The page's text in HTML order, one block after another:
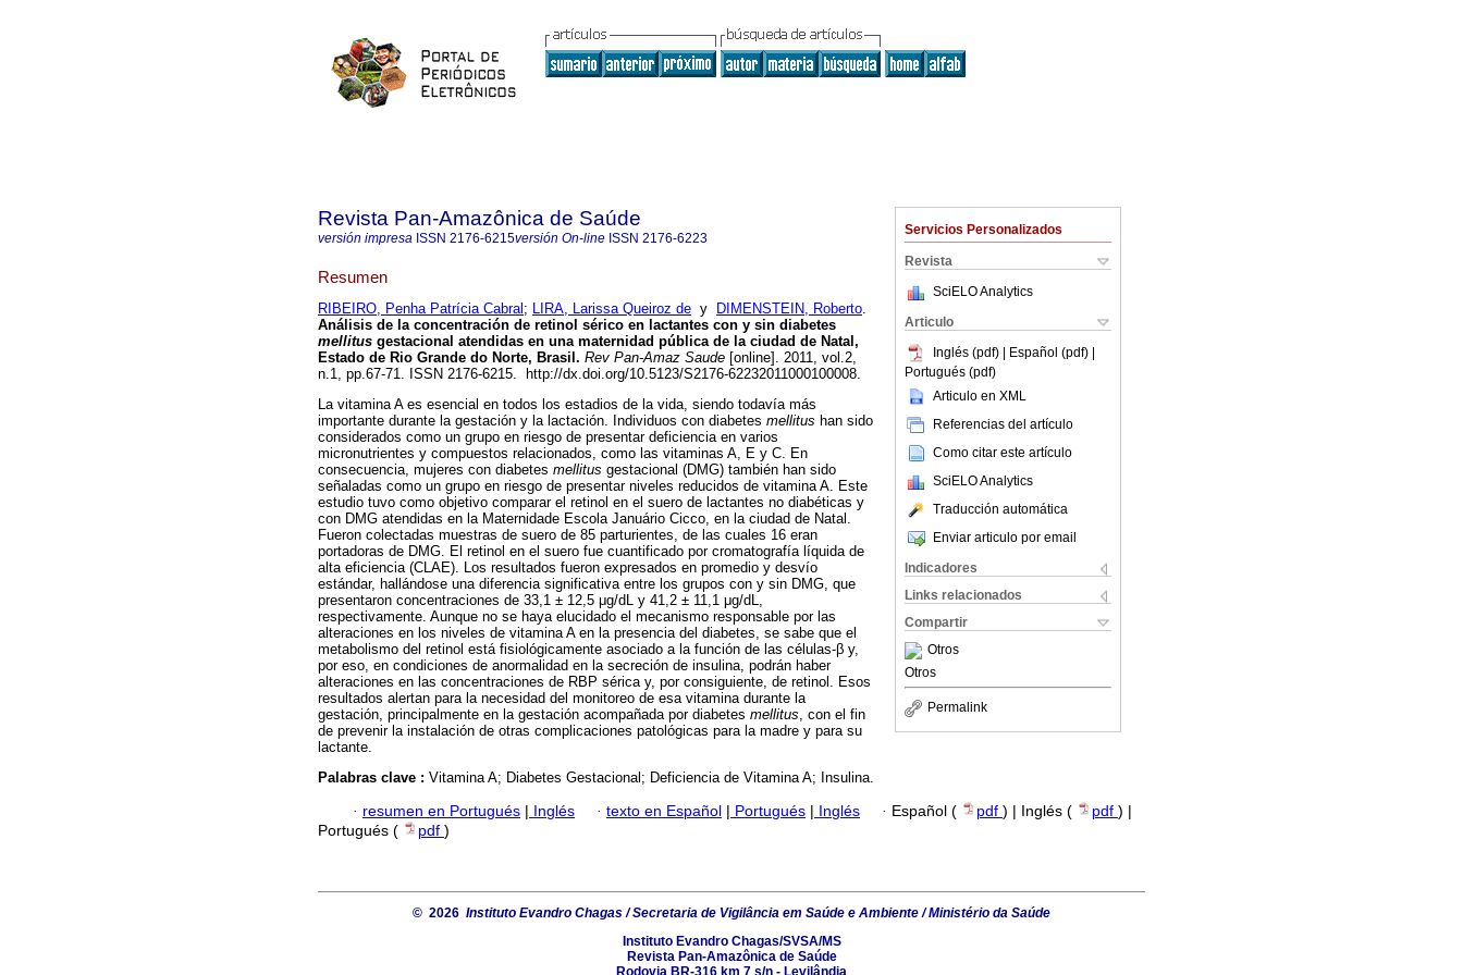
Servicios Personalizados
Revista
SciELO Analytics
Articulo
Inglés (pdf) | Español (pdf) |
Portugués (pdf)
Articulo en XML
Referencias del artículo
Como citar este artículo
SciELO Analytics
Traducción automática
Enviar articulo por email
Indicadores
Links relacionados
Compartir
Otros
Otros
Permalink
Revista Pan-Amazônica de Saúde
versión impresa ISSN 2176-6215versión On-line ISSN 2176-6223
Resumen
RIBEIRO, Penha Patrícia Cabral ; LIRA, Larissa Queiroz de y DIMENSTEIN, Roberto.
Análisis de la concentración de retinol sérico en lactantes con y sin diabetes
mellitus gestacional atendidas en una maternidad pública de la ciudad de Natal,
Estado de Rio Grande do Norte, Brasil . Rev Pan-Amaz Saude [online]. 2011, vol.2,
n.1, pp.67-71. ISSN 2176-6215. http://dx.doi.org/10.5123/S2176-62232011000100008.
La vitamina A es esencial en todos los estadios de la vida, siendo todavía más
importante durante la gestación y la lactación. Individuos con diabetes mellitus han sido
considerados como un grupo en riesgo de presentar deficiencia en varios
micronutrientes y compuestos relacionados, como las vitaminas A, E y C. En
consecuencia, mujeres con diabetes mellitus gestacional (DMG) también han sido
señaladas como un grupo en riesgo de presentar niveles reducidos de vitamina A. Este
estudio tuvo como objetivo comparar el retinol en el suero de lactantes no diabéticas y
con DMG atendidas en la Maternidade Escola Januário Cicco, en la ciudad de Natal.
Fueron colectadas muestras de suero de 85 parturientes, de las cuales 16 eran
portadoras de DMG. El retinol en el suero fue cuantificado por cromatografía líquida de
alta eficiencia (CLAE). Los resultados fueron expresados en promedio y desvío
estándar, hallándose una diferencia significativa entre los grupos con y sin DMG, que
presentaron concentraciones de 33,1 ± 12,5 μg/dL y 41,2 ± 11,1 μg/dL,
respectivamente. Aunque no se haya elucidado el mecanismo responsable por las
alteraciones en los niveles de vitamina A en la presencia del diabetes, se sabe que el
metabolismo del retinol está fisiológicamente asociado a la función de las células-β y,
por eso, en condiciones de anormalidad en la secreción de insulina, podrán haber
alteraciones en las concentraciones de RBP sérica y, por consiguiente, de retinol. Esos
resultados alertan para la necesidad del monitoreo de esa vitamina durante la
gestación, principalmente en la gestación acompañada por diabetes mellitus, con el fin
de prevenir la instalación de otras complicaciones patológicas para la madre y para su
lactante.
Palabras clave : Vitamina A; Diabetes Gestacional; Deficiencia de Vitamina A; Insulina.
· resumen en Portugués | Inglés · texto en Español | Portugués | Inglés · Español ( pdf ) | Inglés ( pdf ) |
Portugués (
pdf )
© 2026 Instituto Evandro Chagas / Secretaria de Vigilância em Saúde e Ambiente / Ministério da Saúde
Instituto Evandro Chagas/SVSA/MS
Revista Pan-Amazônica de Saúde
Rodovia BR-316 km 7 s/n - Levilândia